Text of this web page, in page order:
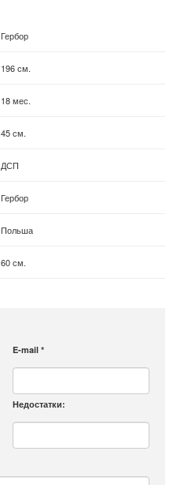
Гербор
196 см.
18 мес.
45 см.
ДСП
Гербор
Польша
60 см.
E-mail *
Недостатки: